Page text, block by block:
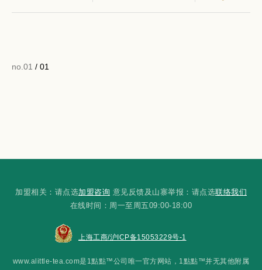
no.01 / 01
加盟相关：请点选加盟咨询 意见反馈及山寨举报：请点选联络我们
在线时间：周一至周五09:00-18:00
www.alittle-tea.com是1點點™公司唯一官方网站，1點點™并无其他附属
上海工商/沪ICP备15053229号-1